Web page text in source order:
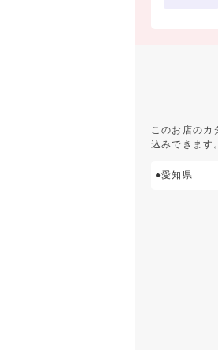
このお店の
込みできます。
●愛知県